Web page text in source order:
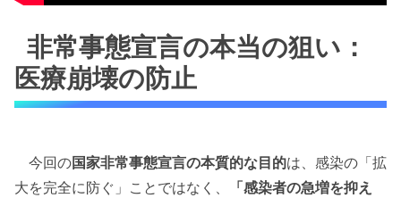
非常事態宣言の本当の狙い：
医療崩壊の防止
今回の国家非常事態宣言の本質的な目的は、感染の「拡
大を完全に防ぐ」ことではなく、
「感染者の急増を抑え